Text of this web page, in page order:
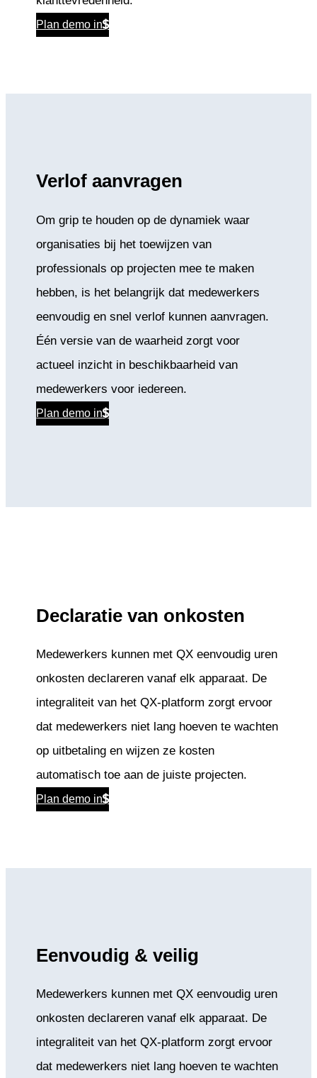
Plan demo in
Verlof aanvragen
Om grip te houden op de dynamiek waar
organisaties bij het toewijzen van
professionals op projecten mee te maken
hebben, is het belangrijk dat medewerkers
eenvoudig en snel verlof kunnen aanvragen.
Één versie van de waarheid zorgt voor
actueel inzicht in beschikbaarheid van
medewerkers voor iedereen.
Plan demo in
Declaratie van onkosten
Medewerkers kunnen met QX eenvoudig uren
onkosten declareren vanaf elk apparaat. De
integraliteit van het QX-platform zorgt ervoor
dat medewerkers niet lang hoeven te wachten
op uitbetaling en wijzen ze kosten
automatisch toe aan de juiste projecten.
Plan demo in
Eenvoudig & veilig
Medewerkers kunnen met QX eenvoudig uren
onkosten declareren vanaf elk apparaat. De
integraliteit van het QX-platform zorgt ervoor
dat medewerkers niet lang hoeven te wachten